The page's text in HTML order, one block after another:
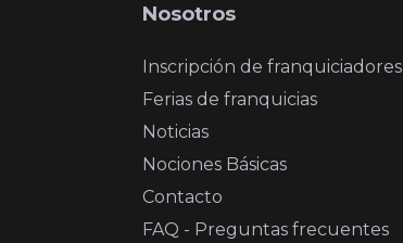
Nosotros
Inscripción de franquiciadores
Ferias de franquicias
Noticias
Nociones Básicas
Contacto
FAQ - Preguntas frecuentes